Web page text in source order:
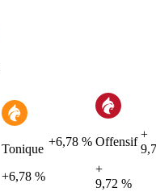
Tonique
+6,78 %
+6,78 % Offensif
+
9,72 %
+